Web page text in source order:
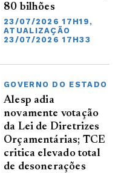
80 bilhões
23/07/2026 17H19,
ATUALIZAÇÃO
23/07/2026 17H33
GOVERNO DO ESTADO
Alesp adia
novamente votação
da Lei de Diretrizes
Orçamentárias; TCE
critica elevado total
de desonerações